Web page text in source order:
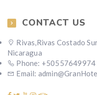
CONTACT US
Rivas,Rivas Costado
Nicaragua
Phone: +50557649974
Email: